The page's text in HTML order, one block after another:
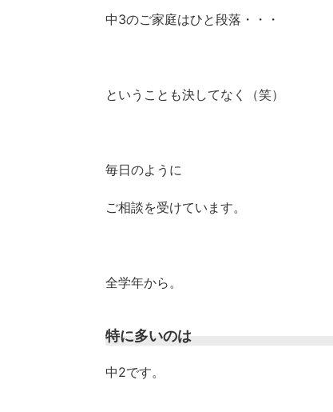
中3のご家庭はひと段落・・・
ということも決してなく（笑）
毎日のように
ご相談を受けています。
全学年から。
特に多いのは
中2です。